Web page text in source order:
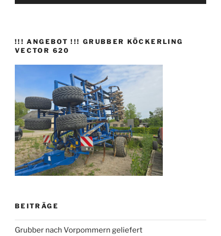
!!! ANGEBOT !!! GRUBBER KÖCKERLING
VECTOR 620
BEITRÄGE
Grubber nach Vorpommern geliefert